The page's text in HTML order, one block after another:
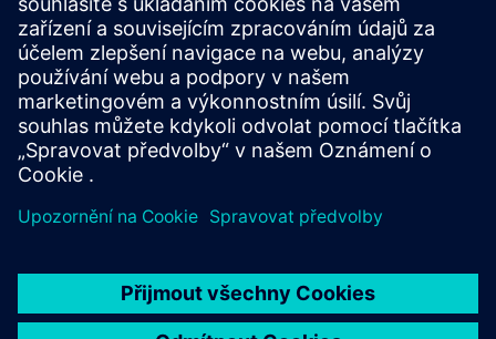
průmyslové bezpečnosti. Produkty a řešení společnosti
Siemens tvoří pouze jeden prvek takového konceptu. Pro
více informací o průmyslové bezpečnosti navštivte prosím.
Další informace